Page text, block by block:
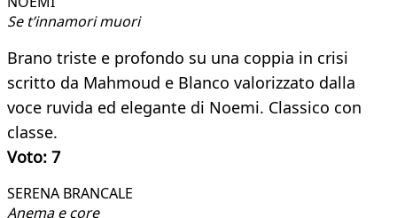
Se t’innamori muori
Brano triste e profondo su una coppia in crisi
scritto da Mahmoud e Blanco valorizzato dalla
voce ruvida ed elegante di Noemi. Classico con
classe.
Voto: 7
SERENA BRANCALE​
Anema e core